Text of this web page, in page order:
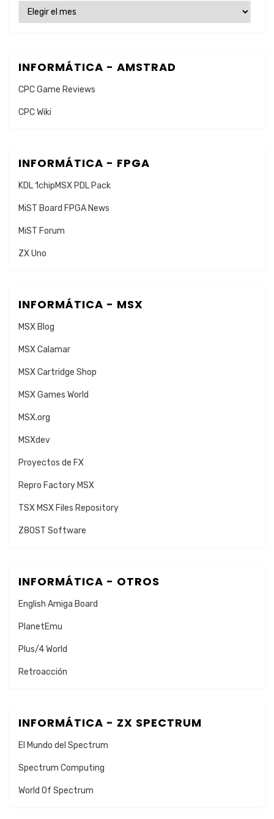
ENTRADAS
INFORMÁTICA - AMSTRAD
CPC Game Reviews
CPC Wiki
INFORMÁTICA - FPGA
KDL 1chipMSX PDL Pack
MiST Board FPGA News
MiST Forum
ZX Uno
INFORMÁTICA - MSX
MSX Blog
MSX Calamar
MSX Cartridge Shop
MSX Games World
MSX.org
MSXdev
Proyectos de FX
Repro Factory MSX
TSX MSX Files Repository
Z80ST Software
INFORMÁTICA - OTROS
English Amiga Board
PlanetEmu
Plus/4 World
Retroacción
INFORMÁTICA - ZX SPECTRUM
El Mundo del Spectrum
Spectrum Computing
World Of Spectrum